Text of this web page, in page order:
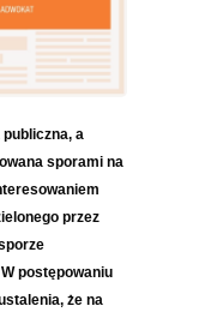
publiczna, a
sporami na
przez
postępowaniu
że na